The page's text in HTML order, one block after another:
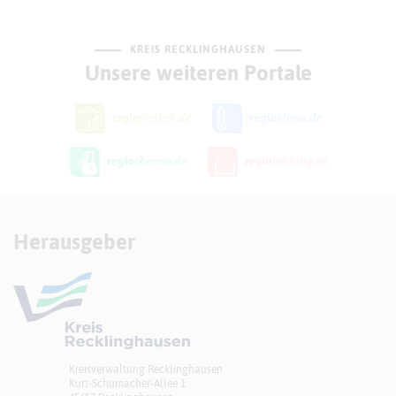
KREIS RECKLINGHAUSEN
Unsere weiteren Portale
Herausgeber
Kreisverwaltung Recklinghausen
Kurt-Schumacher-Allee 1